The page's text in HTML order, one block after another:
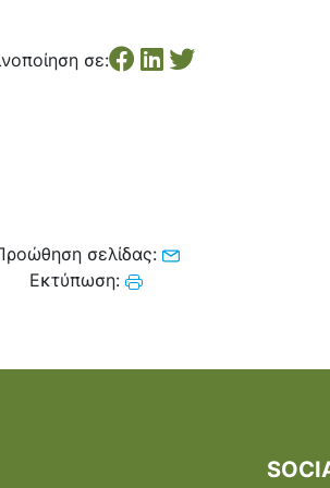
σε:
σελίδας:
Εκτύπωση: